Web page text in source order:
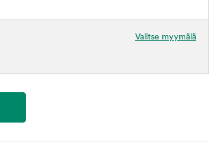
Valitse myymälä